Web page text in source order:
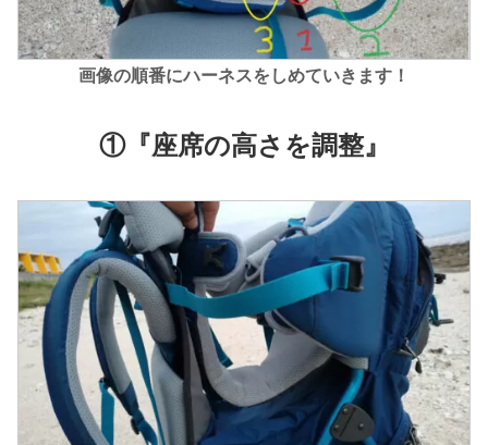
画像の順番にハーネスをしめていきます！
①『座席の高さを調整』